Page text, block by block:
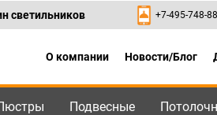
+7-495-
светильников +7-495-748-
О компании Новости/Блог
Подвесные